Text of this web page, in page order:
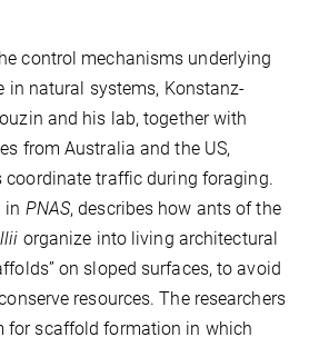
control mechanisms underlying
in natural systems, Konstanz-
and his lab, together with
from Australia and the US,
coordinate traffic during foraging.
in PNAS, describes how ants of the
organize into living architectural
on sloped surfaces, to avoid
resources. The researchers
for scaffold formation in which